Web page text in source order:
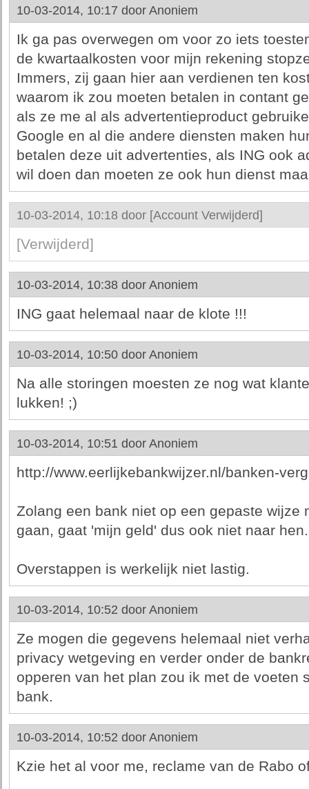
10-03-2014, 10:17 door Anoniem
Ik ga pas overwegen om voor zo iets
de kwartaalkosten voor mijn rekening
Immers, zij gaan hier aan verdienen ten
waarom ik zou moeten betalen in contant
als ze me al als advertentieproduct
Google en al die andere diensten maken
betalen deze uit advertenties, als ING ook
wil doen dan moeten ze ook hun dienst
10-03-2014, 10:18 door [Account Verwijderd]
[Verwijderd]
10-03-2014, 10:38 door Anoniem
ING gaat helemaal naar de klote !!!
10-03-2014, 10:50 door Anoniem
Na alle storingen moesten ze nog wat
lukken! ;)
10-03-2014, 10:51 door Anoniem
http://www.eerlijkebankwijzer.nl/banken-
Zolang een bank niet op een gepaste wijze
gaan, gaat 'mijn geld' dus ook niet naar hen.
Overstappen is werkelijk niet lastig.
10-03-2014, 10:52 door Anoniem
Ze mogen die gegevens helemaal niet
privacy wetgeving en verder onder de
opperen van het plan zou ik met de voeten
bank.
10-03-2014, 10:52 door Anoniem
Kzie het al voor me, reclame van de Rabo